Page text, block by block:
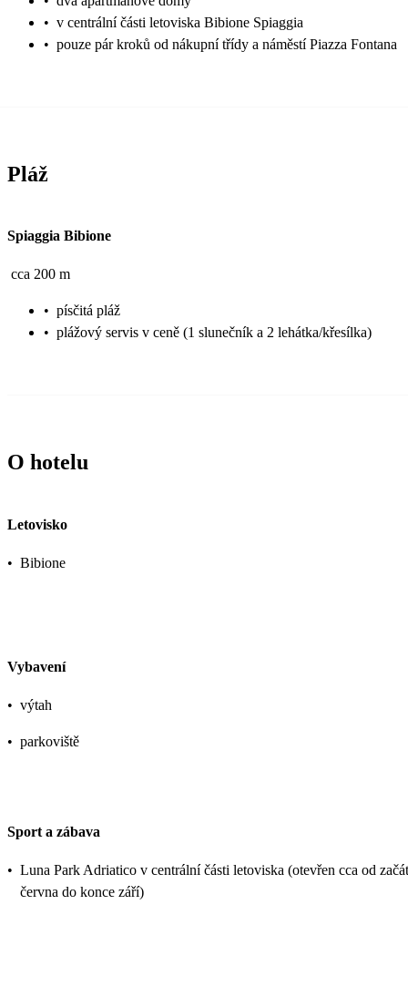
• v centrální části letoviska Bibione Spiaggia
• pouze pár kroků od nákupní třídy a náměstí Piazza Fontana
Pláž
Spiaggia Bibione
cca 200 m
• písčitá pláž
• plážový servis v ceně (1 slunečník a 2 lehátka/křesílka)
O hotelu
Letovisko
• Bibione
Vybavení
• výtah
• parkoviště
Sport a zábava
• Luna Park Adriatico v centrální části letoviska (otevřen cca od
června do konce září)